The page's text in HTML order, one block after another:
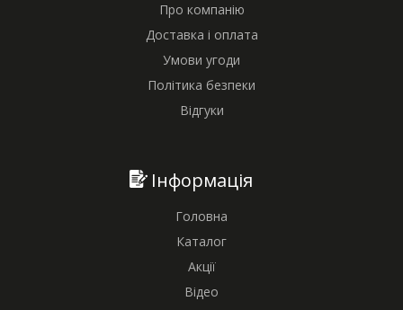
Про компанію
Доставка і оплата
Умови угоди
Політика безпеки
Відгуки
Інформація
Головна
Каталог
Акції
Відео